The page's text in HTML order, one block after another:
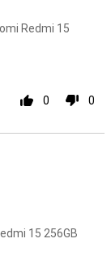
Redmi 15
0 0
15 256GB